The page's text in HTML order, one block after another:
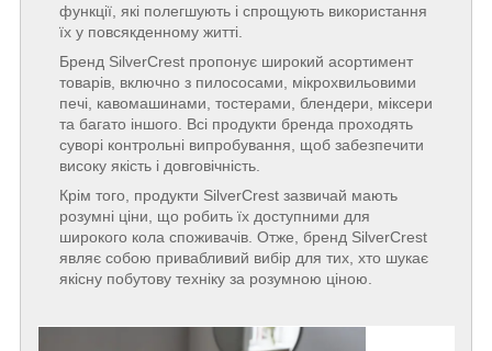
функції, які полегшують і спрощують використання
їх у повсякденному житті.
Бренд SilverCrest пропонує широкий асортимент
товарів, включно з пилососами, мікрохвильовими
печі, кавомашинами, тостерами, блендери, міксери
та багато іншого. Всі продукти бренда проходять
суворі контрольні випробування, щоб забезпечити
високу якість і довговічність.
Крім того, продукти SilverCrest зазвичай мають
розумні ціни, що робить їх доступними для
широкого кола споживачів. Отже, бренд SilverCrest
являє собою привабливий вибір для тих, хто шукає
якісну побутову техніку за розумною ціною.